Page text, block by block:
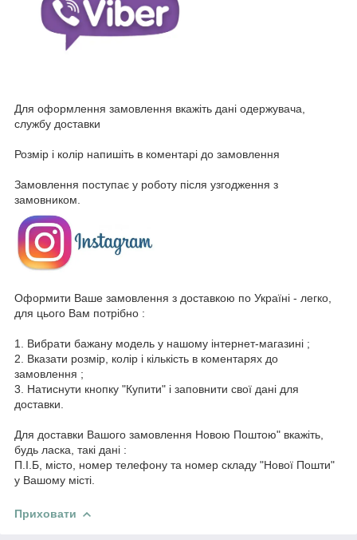
Для оформлення замовлення вкажіть дані одержувача,
службу доставки
Розмір і колір напишіть в коментарі до замовлення
Замовлення поступає у роботу після узгодження з
замовником.
Оформити Ваше замовлення з доставкою по Україні - легко,
для цього Вам потрібно :
1. Вибрати бажану модель у нашому інтернет-магазині ;
2. Вказати розмір, колір і кількість в коментарях до
замовлення ;
3. Натиснути кнопку "Купити" і заповнити свої дані для
доставки.
Для доставки Вашого замовлення Новою Поштою" вкажіть,
будь ласка, такі дані :
П.І.Б, місто, номер телефону та номер складу "Нової Пошти"
у Вашому місті.
Приховати